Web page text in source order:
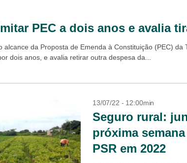
PEC a dois anos e avalia
alcance da Proposta de Emenda à Constituição (PEC)
dois anos, e avalia retirar outra despesa da...
13/07/22 - 12:00min
Seguro rural:
próxima
PSR em 2022